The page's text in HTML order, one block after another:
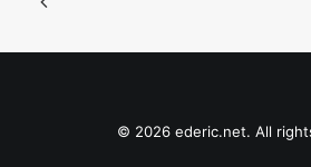
© 2026 ederic.net. All